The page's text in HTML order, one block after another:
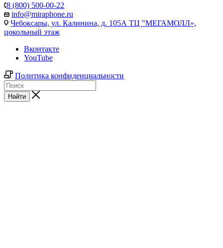
8 (800) 500-00-22
info@miraphone.ru
Чебоксары, ул. Калинина, д. 105А ТЦ "МЕГАМОЛЛ»,
цокольный этаж
Вконтакте
YouTube
Политика конфиденциальности
Найти